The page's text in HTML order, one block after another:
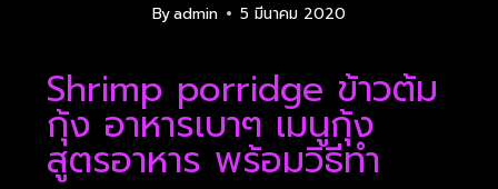
Byadmin 5 มีนาคม 2020
Shrimp porridge ข้าวต้ม
กุ้ง อาหารเบาๆ เมนูกุ้ง
สูตรอาหาร พร้อมวิธีทำ